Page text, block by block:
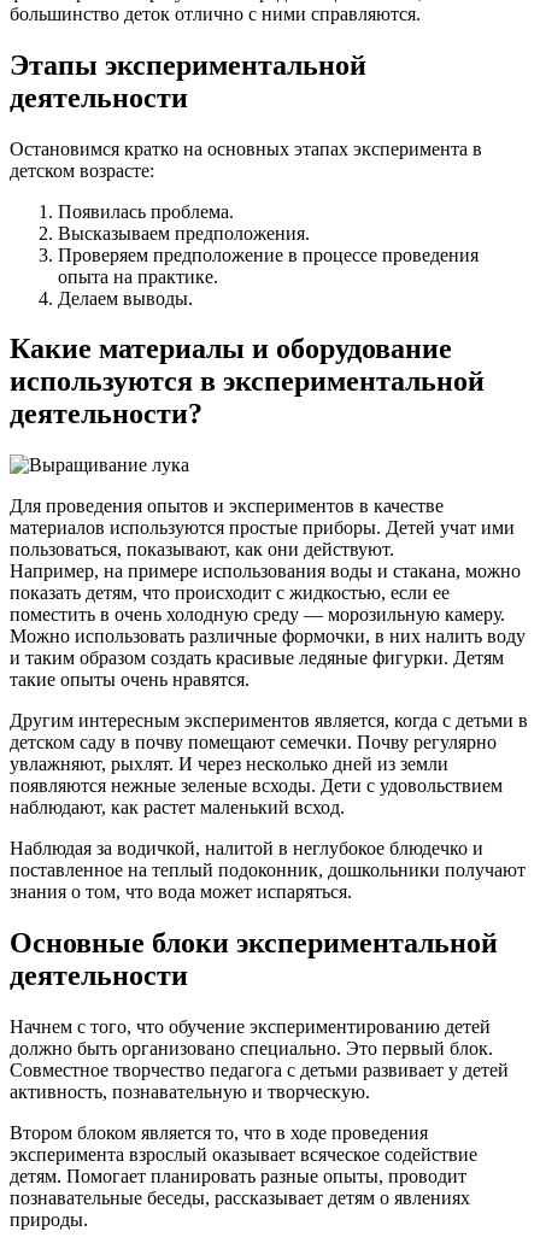
большинство деток отлично с ними справляются.
Этапы экспериментальной
деятельности
Остановимся кратко на основных этапах эксперимента в
детском возрасте:
Появилась проблема.
Высказываем предположения.
Проверяем предположение в процессе проведения
опыта на практике.
Делаем выводы.
Какие материалы и оборудование
используются в экспериментальной
деятельности?
Для проведения опытов и экспериментов в качестве
материалов используются простые приборы. Детей учат ими
пользоваться, показывают, как они действуют.
Например, на примере использования воды и стакана, можно
показать детям, что происходит с жидкостью, если ее
поместить в очень холодную среду — морозильную камеру.
Можно использовать различные формочки, в них налить воду
и таким образом создать красивые ледяные фигурки. Детям
такие опыты очень нравятся.
Другим интересным экспериментов является, когда с детьми в
детском саду в почву помещают семечки. Почву регулярно
увлажняют, рыхлят. И через несколько дней из земли
появляются нежные зеленые всходы. Дети с удовольствием
наблюдают, как растет маленький всход.
Наблюдая за водичкой, налитой в неглубокое блюдечко и
поставленное на теплый подоконник, дошкольники получают
знания о том, что вода может испаряться.
Основные блоки экспериментальной
деятельности
Начнем с того, что обучение экспериментированию детей
должно быть организовано специально. Это первый блок.
Совместное творчество педагога с детьми развивает у детей
активность, познавательную и творческую.
Втором блоком является то, что в ходе проведения
эксперимента взрослый оказывает всяческое содействие
детям. Помогает планировать разные опыты, проводит
познавательные беседы, рассказывает детям о явлениях
природы.